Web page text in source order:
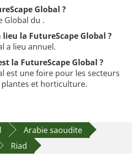
Global ?
Global du .
la FutureScape Global ?
a lieu annuel.
la FutureScape Global ?
est une foire pour les secteurs
plantes et horticulture.
Arabie saoudite
Riad